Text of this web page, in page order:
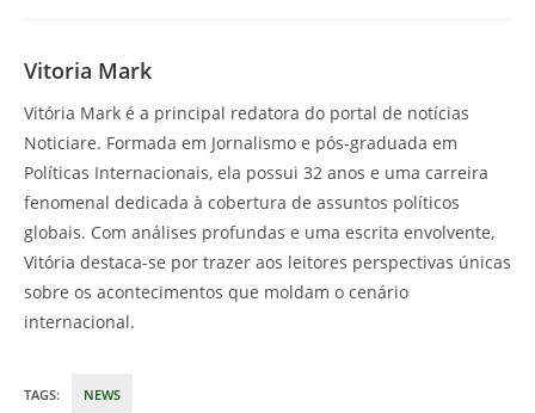
Vitoria Mark
Vitória Mark é a principal redatora do portal de notícias
Noticiare. Formada em Jornalismo e pós-graduada em
Políticas Internacionais, ela possui 32 anos e uma carreira
fenomenal dedicada à cobertura de assuntos políticos
globais. Com análises profundas e uma escrita envolvente,
Vitória destaca-se por trazer aos leitores perspectivas únicas
sobre os acontecimentos que moldam o cenário
internacional.
TAGS: NEWS